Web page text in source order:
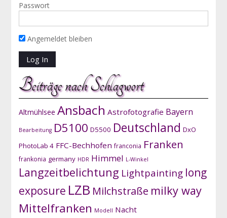
Passwort
Angemeldet bleiben
Beiträge nach Schlagwort
Altmühlsee Ansbach Astrofotografie Bayern
Bearbeitung D5100 D5500 Deutschland DxO
PhotoLab 4 FFC-Bechhofen franconia Franken
frankonia germany HDR Himmel L-Winkel
Langzeitbelichtung Lightpainting long
exposure LZB Milchstraße milky way
Mittelfranken Modell Nacht